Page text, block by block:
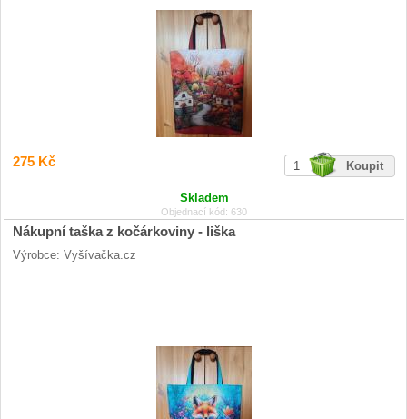
275 Kč
Skladem
Objednací kód: 630
Nákupní taška z kočárkoviny - liška
Výrobce: Vyšívačka.cz